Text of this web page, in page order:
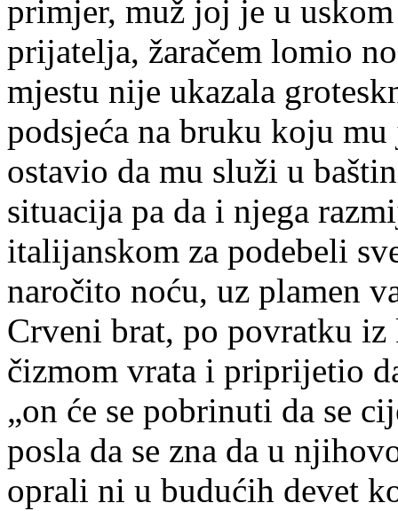
primjer, muž joj je u
prijatelja, žaračem lomio
mjestu nije ukazala
podsjeća na bruku koju
ostavio da mu služi u
situacija pa da i njega
italijanskom za podebeli
naročito noću, uz plamen
Crveni brat, po povratku
čizmom vrata i priprijetio
„on će se pobrinuti da se
posla da se zna da u
oprali ni u budućih devet